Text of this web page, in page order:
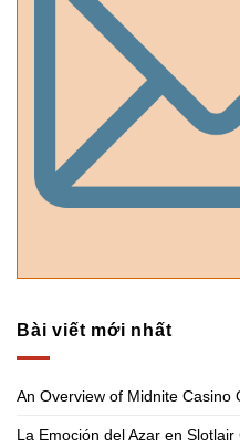
Bài viết mới nhất
An Overview of Midnite Casino
La Emoción del Azar en Slotlair